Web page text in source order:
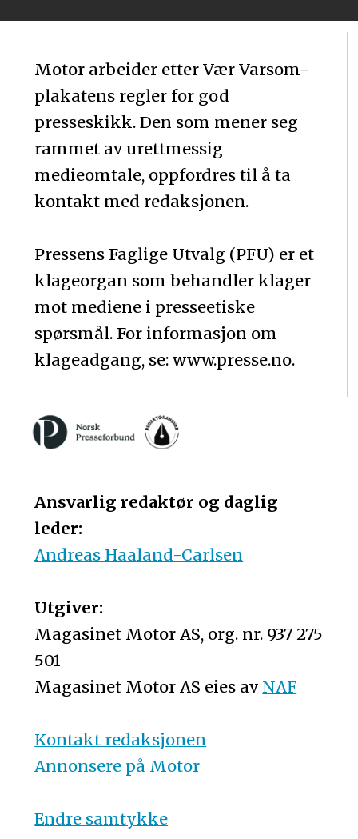
Motor arbeider etter Vær Varsom-
plakatens regler for god
presseskikk. Den som mener seg
rammet av urettmessig
medieomtale, oppfordres til å ta
kontakt med redaksjonen.
Pressens Faglige Utvalg (PFU) er et
klageorgan som behandler klager
mot mediene i presseetiske
spørsmål. For informasjon om
klageadgang, se: www.presse.no.
Ansvarlig redaktør og daglig
leder:
Andreas Haaland-Carlsen
Utgiver:
Magasinet Motor AS, org. nr. 937 275
501
Magasinet Motor AS eies av NAF
Kontakt redaksjonen
Annonsere på Motor
Endre samtykke